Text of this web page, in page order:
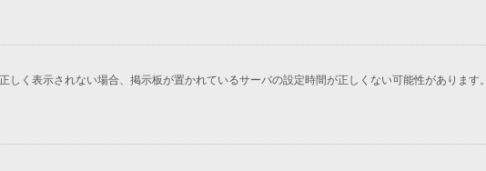
く表示されない場合、掲示板が置かれているサーバの設定時間が正しくない可能性がありま